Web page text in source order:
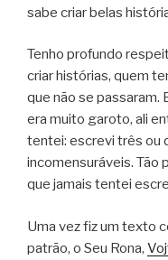
sabe criar belas
Tenho profundo
criar histórias, quem
que não se passaram.
era muito garoto, ali
tentei: escrevi três ou
incomensuráveis. Tão
que jamais tentei
Uma vez fiz um texto
patrão, o Seu Rona,